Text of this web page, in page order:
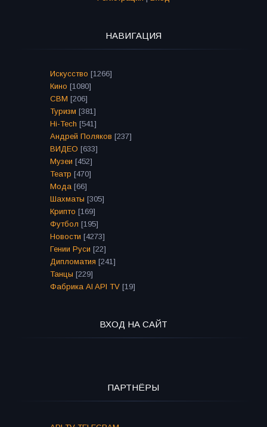
НАВИГАЦИЯ
Искусство [1266]
Кино [1080]
СВМ [206]
Туризм [381]
Hi-Tech [541]
Андрей Поляков [237]
ВИДЕО [633]
Музеи [452]
Театр [470]
Мода [66]
Шахматы [305]
Крипто [169]
Футбол [195]
Новости [4273]
Гении Руси [22]
Дипломатия [241]
Танцы [229]
Фабрика AI API TV [19]
ВХОД НА САЙТ
ПАРТНЁРЫ